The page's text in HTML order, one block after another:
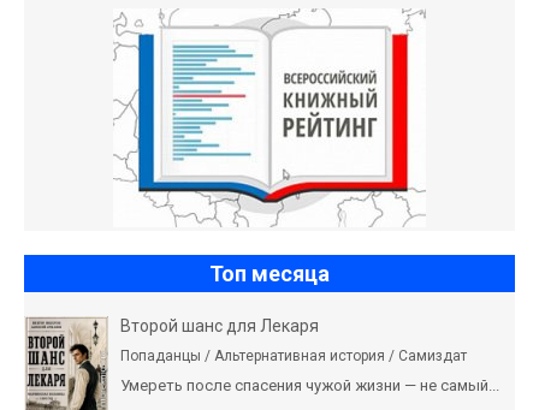
Топ месяца
Второй шанс для Лекаря
Попаданцы / Альтернативная история / Самиздат
Умереть после спасения чужой жизни — не самый...